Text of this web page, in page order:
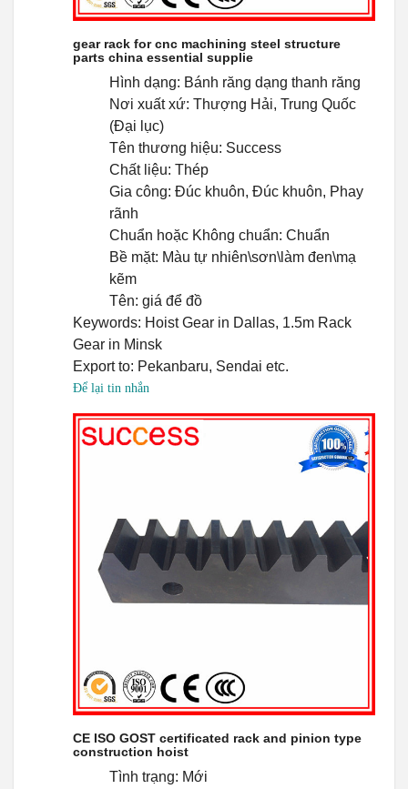
gear rack for cnc machining steel structure
parts china essential supplie
Hình dạng: Bánh răng dạng thanh răng
Nơi xuất xứ: Thượng Hải, Trung Quốc
(Đại lục)
Tên thương hiệu: Success
Chất liệu: Thép
Gia công: Đúc khuôn, Đúc khuôn, Phay
rãnh
Chuẩn hoặc Không chuẩn: Chuẩn
Bề mặt: Màu tự nhiên\sơn\làm đen\mạ
kẽm
Tên: giá để đồ
Keywords: Hoist Gear in Dallas, 1.5m Rack
Gear in Minsk
Export to: Pekanbaru, Sendai etc.
Để lại tin nhắn
CE ISO GOST certificated rack and pinion type
construction hoist
Tình trạng: Mới